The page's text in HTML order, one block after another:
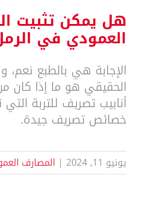
هل يمكن تثبيت
العمودي في
الإجابة هي بالطبع نعم،
الحقيقي هو ما إذا كان
أنابيب تصريف للتربة
خصائص تصريف جيدة.
يونيو 11, 2024 | المصارف